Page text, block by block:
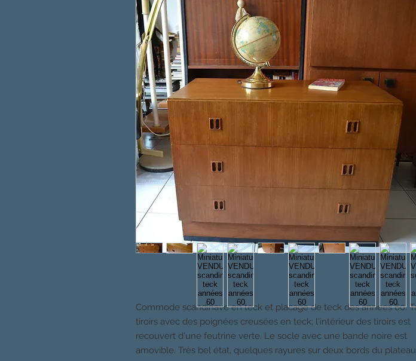
Commode scandinave en teck et placage de teck des années 60.
tiroirs avec des poignées creusées en teck; l'intérieur des tiroirs est
recouvert d'une feutrine verte. Le socle avec une bande noire est
amovible. Très bel état, quelques rayures sur deux bords du plateau